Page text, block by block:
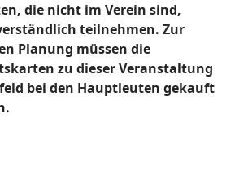
die nicht im Verein sind,
teilnehmen. Zur
Planung müssen die
zu dieser Veranstaltung
bei den Hauptleuten gekauft